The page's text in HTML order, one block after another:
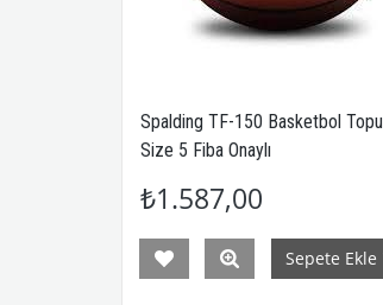
Spalding TF-150 Basketbol Topu
Size 5 Fiba Onaylı
₺1.587,00
Sepete Ekle